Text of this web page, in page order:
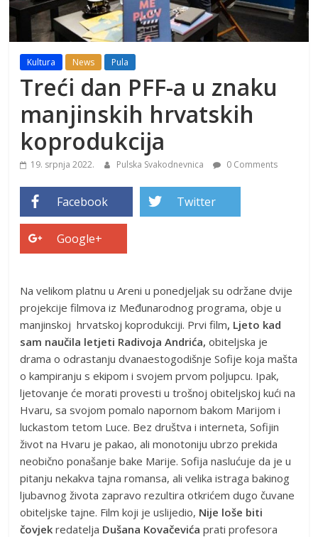
Kultura News Pula
Treći dan PFF-a u znaku
manjinskih hrvatskih
koprodukcija
19. srpnja 2022. Pulska Svakodnevnica 0 Comments
Facebook Twitter
Google+
Na velikom platnu u Areni u ponedjeljak su održane dvije
projekcije filmova iz Međunarodnog programa, obje u
manjinskoj hrvatskoj koprodukciji. Prvi film, Ljeto kad
sam naučila letjeti Radivoja Andrića, obiteljska je
drama o odrastanju dvanaestogodišnje Sofije koja mašta
o kampiranju s ekipom i svojem prvom poljupcu. Ipak,
ljetovanje će morati provesti u trošnoj obiteljskoj kući na
Hvaru, sa svojom pomalo napornom bakom Marijom i
luckastom tetom Luce. Bez društva i interneta, Sofijin
život na Hvaru je pakao, ali monotoniju ubrzo prekida
neobično ponašanje bake Marije. Sofija naslućuje da je u
pitanju nekakva tajna romansa, ali velika istraga bakinog
ljubavnog života zapravo rezultira otkrićem dugo čuvane
obiteljske tajne. Film koji je uslijedio, Nije loše biti
čovjekredatelja Dušana Kovačevića prati profesora